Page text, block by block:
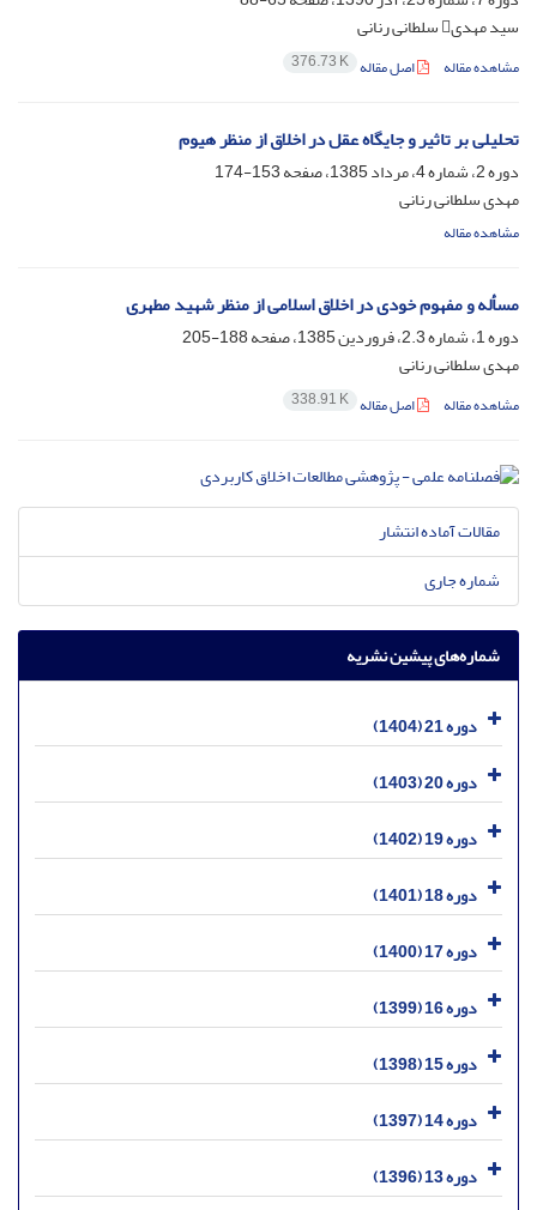
سید مهدی سلطانی رنانی
مشاهده مقاله اصل مقاله 376.73 K
تحلیلی بر تاثیر و جایگاه عقل در اخلاق از منظر هیوم
دوره 2، شماره 4، مرداد 1385، صفحه
153-174
مهدی سلطانی رنانی
مشاهده مقاله
مسأله و مفهوم خودی در اخلاق اسلامی از منظر شهید مطهری
دوره 1، شماره 2.3، فروردین 1385، صفحه
188-205
مهدی سلطانی رنانی
مشاهده مقاله اصل مقاله 338.91 K
مقالات آماده انتشار
شماره جاری
شماره‌های پیشین نشریه
دوره 21 (1404)
دوره 20 (1403)
دوره 19 (1402)
دوره 18 (1401)
دوره 17 (1400)
دوره 16 (1399)
دوره 15 (1398)
دوره 14 (1397)
دوره 13 (1396)